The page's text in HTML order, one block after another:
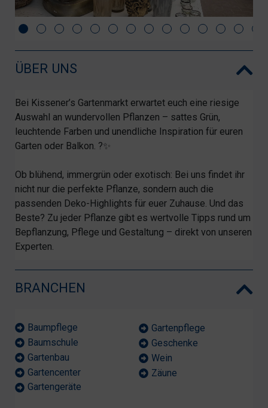
ÜBER UNS
Bei Kissener’s Gartenmarkt erwartet euch eine riesige
Auswahl an wundervollen Pflanzen – sattes Grün,
leuchtende Farben und unendliche Inspiration für euren
Garten oder Balkon. ?✨
Ob blühend, immergrün oder exotisch: Bei uns findet ihr
nicht nur die perfekte Pflanze, sondern auch die
passenden Deko-Highlights für euer Zuhause. Und das
Beste? Zu jeder Pflanze gibt es wertvolle Tipps rund um
Bepflanzung, Pflege und Gestaltung – direkt von unseren
Experten.
BRANCHEN
Baumpflege
Baumschule
Gartenbau
Gartencenter
Gartengeräte
Gartenpflege
Geschenke
Wein
Zäune